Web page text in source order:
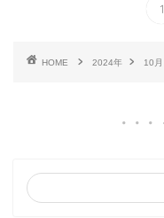
1
HOME 2024年 10月